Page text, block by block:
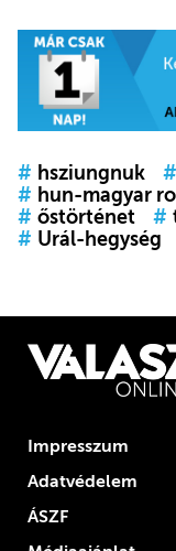
# hsziungnuk #
# hun-magyar
# őstörténet #
# Urál-hegység
Impresszum
Adatvédelem
ÁSZF